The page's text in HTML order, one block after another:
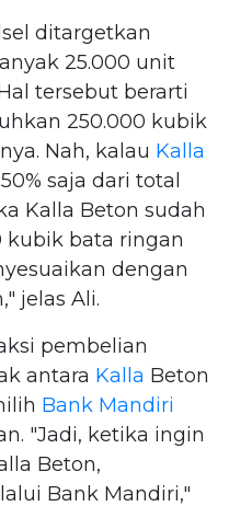
ditargetkan
25.000 unit
tersebut berarti
250.000 kubik
Nah, kalau Kalla
saja dari total
Kalla Beton sudah
kubik bata ringan
dengan
jelas Ali.
pembelian
antara Kalla Beton
Bank Mandiri
"Jadi, ketika ingin
Beton,
Bank Mandiri,"